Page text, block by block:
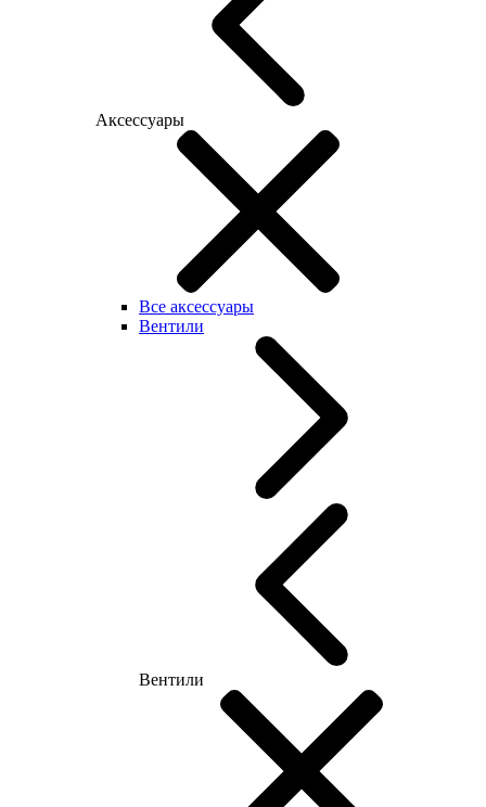
Аксессуары
Все аксессуары
Вентили
Вентили